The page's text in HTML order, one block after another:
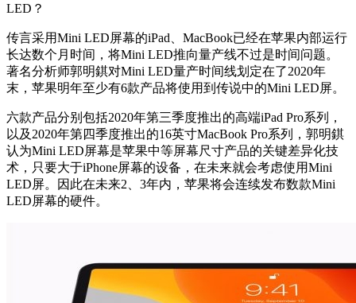
LED？
传言采用Mini LED屏幕的iPad、MacBook已经在苹果内部运行
长达数个月时间，将Mini LED推向量产线不过是时间问题。
著名分析师郭明錤对Mini LED量产时间线划定在了2020年
末，苹果明年至少有6款产品将使用到传说中的Mini LED屏。
六款产品分别包括2020年第三季度推出的高端iPad Pro系列，
以及2020年第四季度推出的16英寸MacBook Pro系列，郭明錤
认为Mini LED屏幕是苹果中等屏幕尺寸产品的关键差异化技
术，只要大于iPhone屏幕的设备，在未来就会考虑使用Mini
LED屏。因此在未来2、3年内，苹果将会连续发布数款Mini
LED屏幕的硬件。